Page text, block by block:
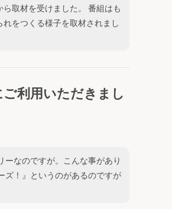
取材を受けました。 番組はも
をつくる様子を取材されまし
利用いただきまし
なのですが。こんな事があり
ズ！』というのがあるのですが